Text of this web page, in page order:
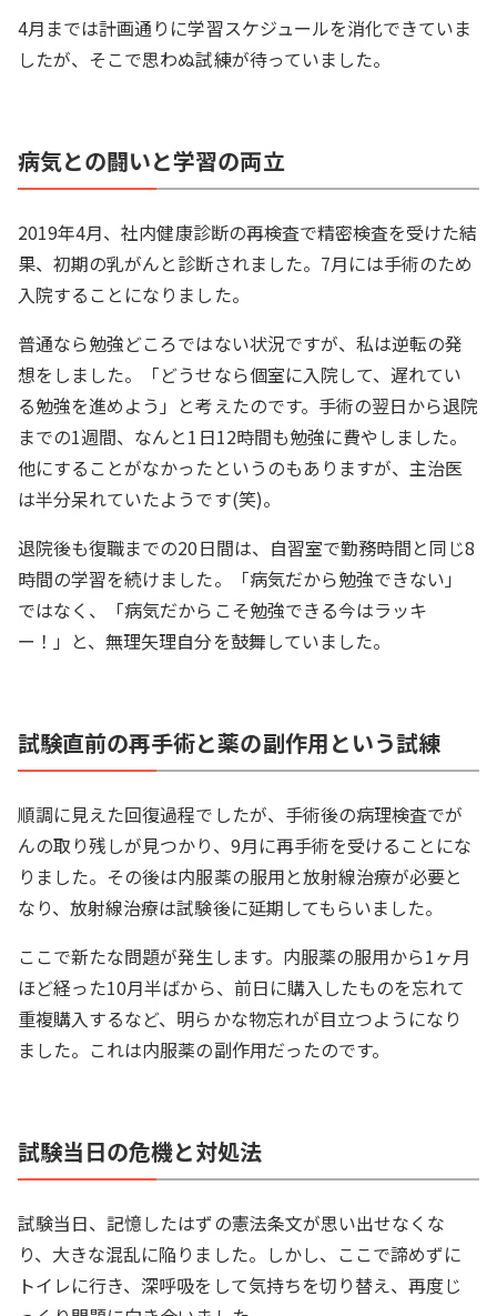
4月までは計画通りに学習スケジュールを消化できていま
したが、そこで思わぬ試練が待っていました。
病気との闘いと学習の両立
2019年4月、社内健康診断の再検査で精密検査を受けた結
果、初期の乳がんと診断されました。7月には手術のため
入院することになりました。
普通なら勉強どころではない状況ですが、私は逆転の発
想をしました。「どうせなら個室に入院して、遅れてい
る勉強を進めよう」と考えたのです。手術の翌日から退院
までの1週間、なんと1日12時間も勉強に費やしました。
他にすることがなかったというのもありますが、主治医
は半分呆れていたようです(笑)。
退院後も復職までの20日間は、自習室で勤務時間と同じ8
時間の学習を続けました。「病気だから勉強できない」
ではなく、「病気だからこそ勉強できる今はラッキ
ー！」と、無理矢理自分を鼓舞していました。
試験直前の再手術と薬の副作用という試練
順調に見えた回復過程でしたが、手術後の病理検査でが
んの取り残しが見つかり、9月に再手術を受けることにな
りました。その後は内服薬の服用と放射線治療が必要と
なり、放射線治療は試験後に延期してもらいました。
ここで新たな問題が発生します。内服薬の服用から1ヶ月
ほど経った10月半ばから、前日に購入したものを忘れて
重複購入するなど、明らかな物忘れが目立つようになり
ました。これは内服薬の副作用だったのです。
試験当日の危機と対処法
試験当日、記憶したはずの憲法条文が思い出せなくな
り、大きな混乱に陥りました。しかし、ここで諦めずに
トイレに行き、深呼吸をして気持ちを切り替え、再度じ